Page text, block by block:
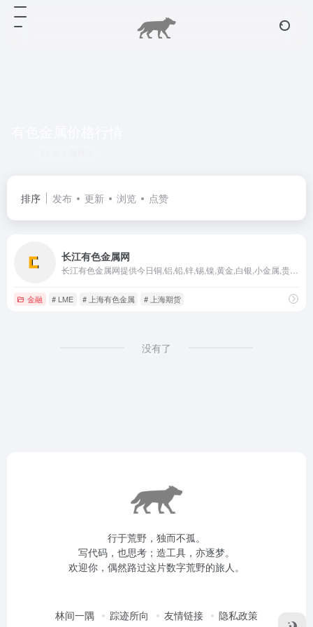
排序 发布 更新 浏览 点赞
长江有色金属网
金融 # LME # 上海有色金属 # 上海期货
没有了
行于荒野，独而不孤。
写代码，也思考；造工具，亦逐梦。
欢迎你，偶然路过这片数字荒野的旅人。
林间一隅 踪迹所向 友情链接 隐私政策